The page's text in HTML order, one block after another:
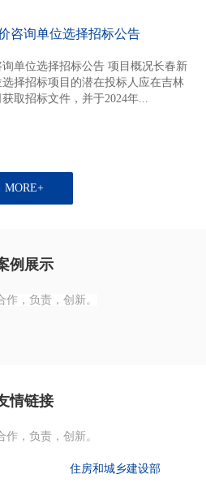
咨询单位选择招标公告
单位选择招标公告 项目概况长春新
择招标项目的潜在投标人应在吉林
取招标文件，并于2024年...
MORE+
例展示
，负责，创新。
情链接
，负责，创新。
住房和城乡建设部